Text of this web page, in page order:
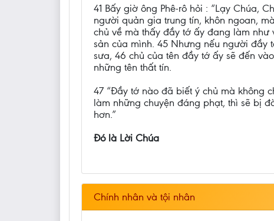
41 Bấy giờ ông Phê-rô hỏi : “Lạy Chúa,
người quản gia trung tín, khôn ngoan,
chủ về mà thấy đầy tớ ấy đang làm như
sản của mình. 45 Nhưng nếu người đầy
sưa, 46 chủ của tên đầy tớ ấy sẽ đến
những tên thất tín.
47 “Đầy tớ nào đã biết ý chủ mà không
làm những chuyện đáng phạt, thì sẽ bị
hơn.”
Đó là Lời Chúa
Chính nhân và tội nhân